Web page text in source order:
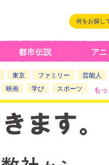
都市伝説 ア
東京 ファミリー 芸能人
映画 学び スポーツ も